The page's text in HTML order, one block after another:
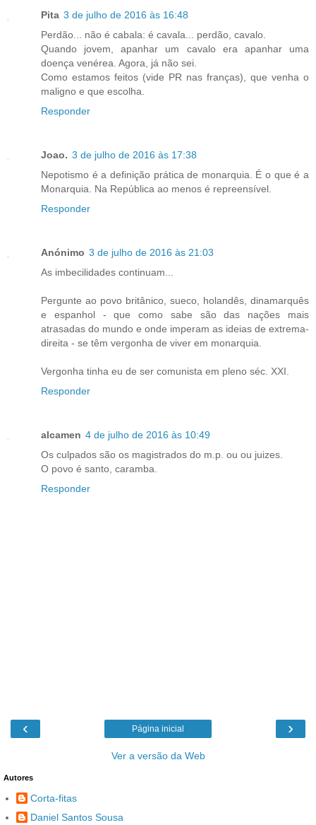
Pita 3 de julho de 2016 às 16:48
Perdão... não é cabala: é cavala... perdão, cavalo.
Quando jovem, apanhar um cavalo era apanhar uma
doença venérea. Agora, já não sei.
Como estamos feitos (vide PR nas franças), que venha o
maligno e que escolha.
Responder
Joao. 3 de julho de 2016 às 17:38
Nepotismo é a definição prática de monarquia. É o que é a
Monarquia. Na República ao menos é repreensível.
Responder
Anónimo 3 de julho de 2016 às 21:03
As imbecilidades continuam...
Pergunte ao povo britânico, sueco, holandês, dinamarquês
e espanhol - que como sabe são das nações mais
atrasadas do mundo e onde imperam as ideias de extrema-
direita - se têm vergonha de viver em monarquia.
Vergonha tinha eu de ser comunista em pleno séc. XXI.
Responder
alcamen 4 de julho de 2016 às 10:49
Os culpados são os magistrados do m.p. ou ou juizes.
O povo é santo, caramba.
Responder
‹ ›
Página inicial
Ver a versão da Web
Autores
Corta-fitas
Daniel Santos Sousa